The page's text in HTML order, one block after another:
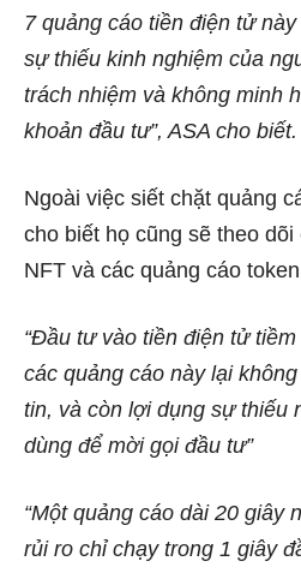
7 quảng cáo tiền điện tử
sự thiếu kinh nghiệm của
trách nhiệm và không minh
khoản đầu tư”, ASA cho biết.
Ngoài việc siết chặt quảng
cho biết họ cũng sẽ theo
NFT và các quảng cáo
“Đầu tư vào tiền điện tử
các quảng cáo này lại
tin, và còn lợi dụng sự thiếu
dùng để mời gọi đầu tư”
“Một quảng cáo dài 20 giây
rủi ro chỉ chạy trong 1 giây